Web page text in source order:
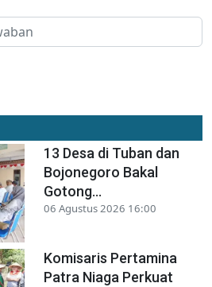
13 Desa di Tuban dan
Bojonegoro Bakal
Gotong...
06 Agustus 2026 16:00
Komisaris Pertamina
Patra Niaga Perkuat